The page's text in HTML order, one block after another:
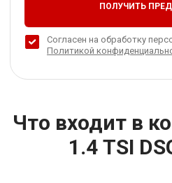
ПОЛУЧИТЬ
Согласен на обработку
Политикой
Что входит в
1.4 TSI